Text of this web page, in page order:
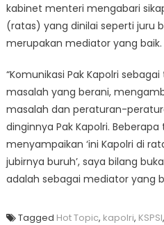
kabinet menteri mengabari
(ratas) yang dinilai seperti juru
merupakan mediator yang baik.
“Komunikasi Pak Kapolri
masalah yang berani,
masalah dan peraturan-
dinginnya Pak Kapolri.
menyampaikan ‘ini Kapolri di
jubirnya buruh’, saya bilang
adalah sebagai mediator yang
Tagged Hot Topic, kapolri, KSPSI,